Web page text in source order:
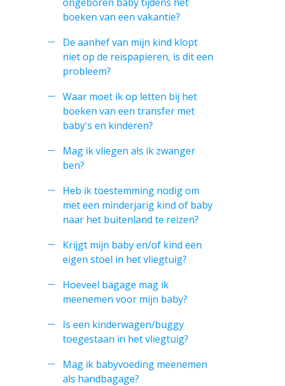
boeken van een vakantie?
De aanhef van mijn kind klopt
niet op de reispapieren, is dit een
probleem?
Waar moet ik op letten bij het
boeken van een transfer met
baby's en kinderen?
Mag ik vliegen als ik zwanger
ben?
Heb ik toestemming nodig om
met een minderjarig kind of baby
naar het buitenland te reizen?
Krijgt mijn baby en/of kind een
eigen stoel in het vliegtuig?
Hoeveel bagage mag ik
meenemen voor mijn baby?
Is een kinderwagen/buggy
toegestaan in het vliegtuig?
Mag ik babyvoeding meenemen
als handbagage?